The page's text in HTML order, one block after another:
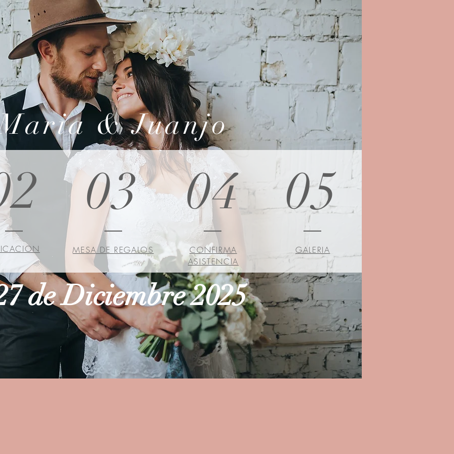
& Juanjo
03
MESA DE REGALOS
04
CONFIRMA
ASISTENCIA
05
GALERIA
de Diciembre 2025